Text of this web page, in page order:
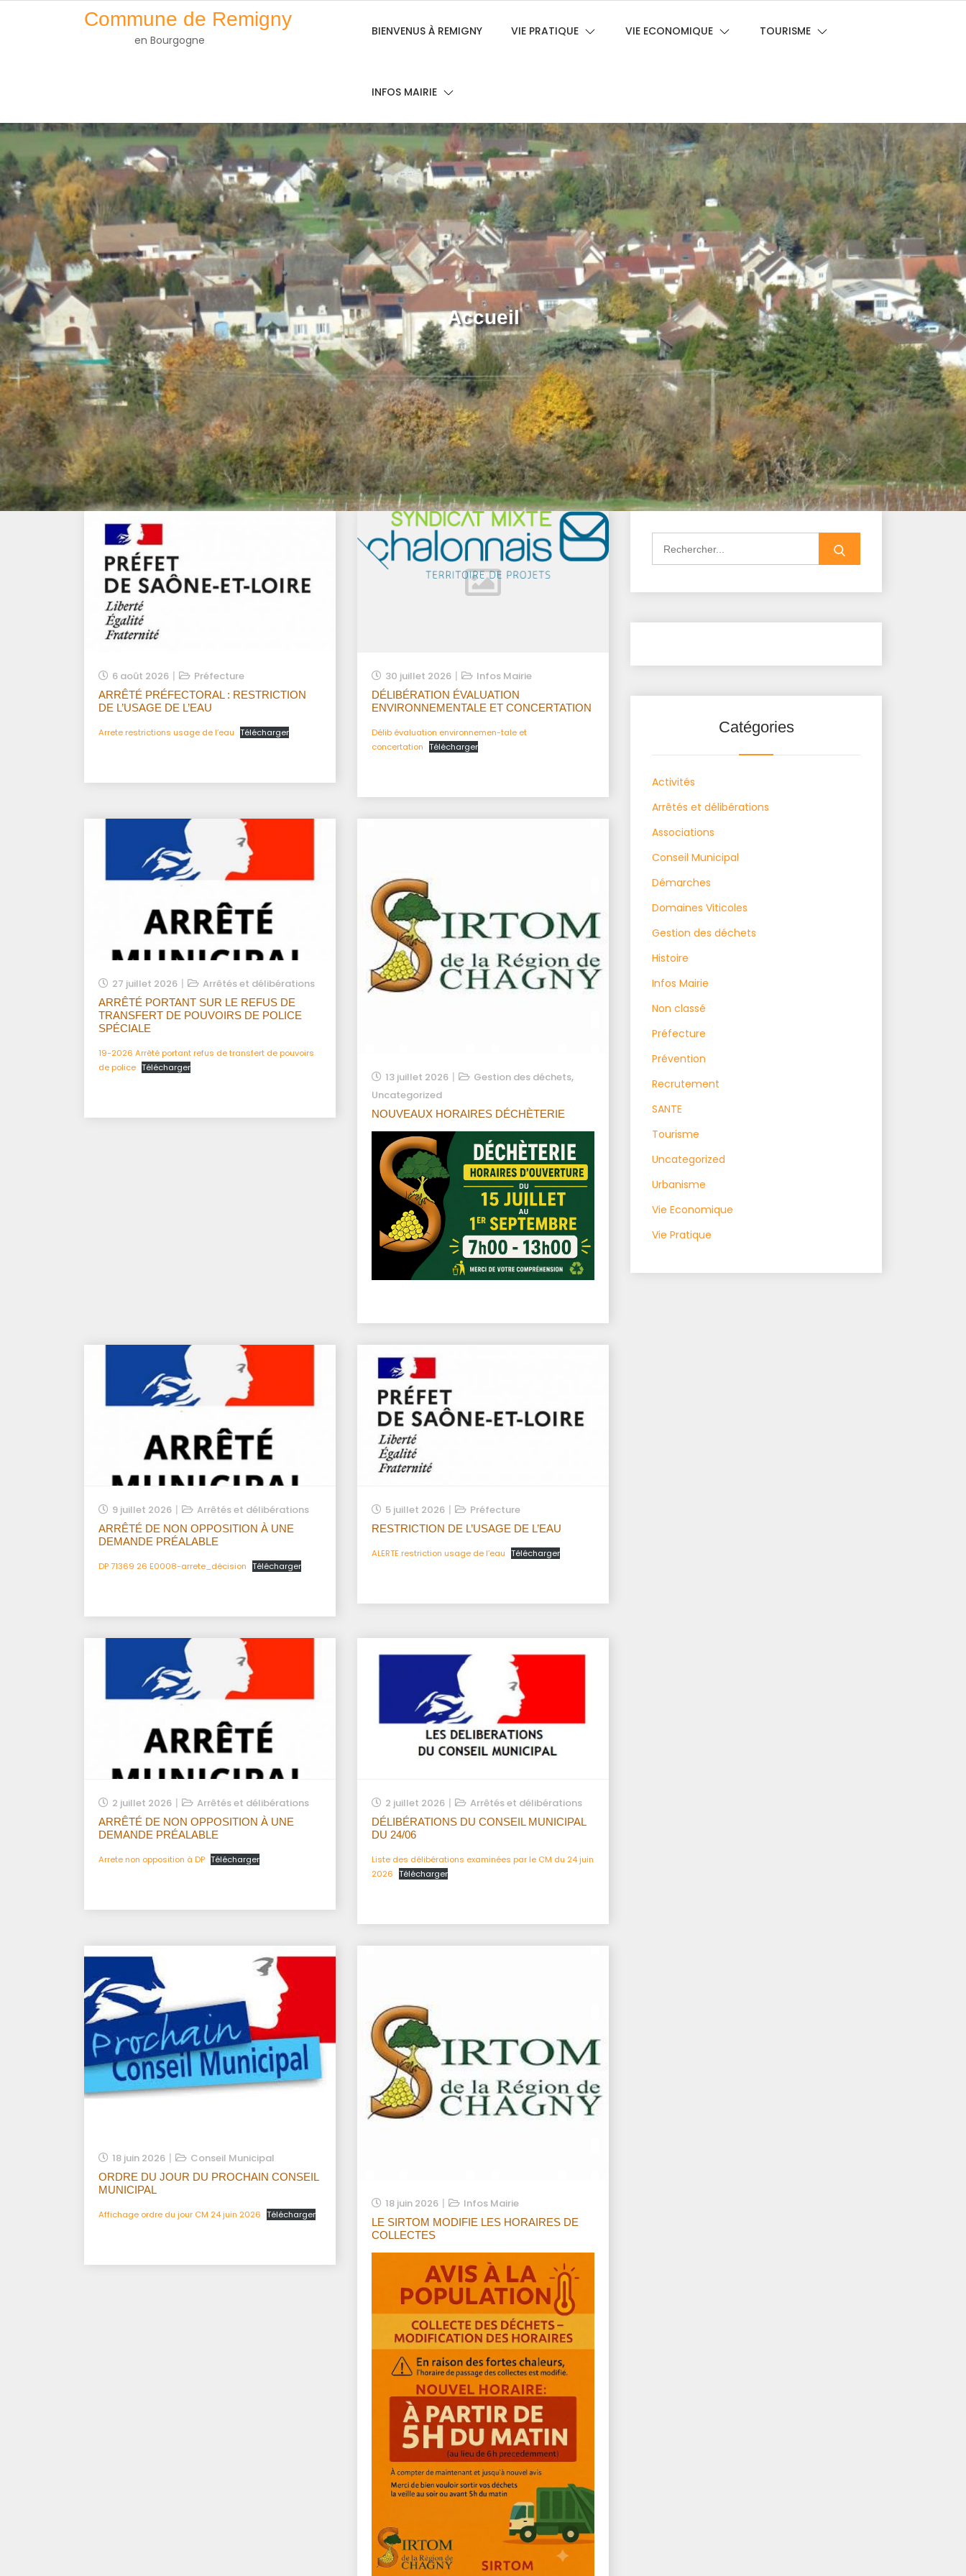
Commune de Remigny
en Bourgogne
BIENVENUS À REMIGNY VIE PRATIQUE VIE ECONOMIQUE TOURISME
INFOS MAIRIE
Accueil
6 août 2026 Préfecture
ARRÊTÉ PRÉFECTORAL : RESTRICTION
DE L’USAGE DE L’EAU
Arrete restrictions usage de l’eau Télécharger
30 juillet 2026 Infos Mairie
DÉLIBÉRATION ÉVALUATION
ENVIRONNEMENTALE ET CONCERTATION
Délib évaluation environnemen-tale et
concertation Télécharger
27 juillet 2026 Arrêtés et délibérations
ARRÊTÉ PORTANT SUR LE REFUS DE
TRANSFERT DE POUVOIRS DE POLICE
SPÉCIALE
19-2026 Arrêté portant refus de transfert de pouvoirs
de police Télécharger
13 juillet 2026 Gestion des déchets,
Uncategorized
NOUVEAUX HORAIRES DÉCHÈTERIE
9 juillet 2026 Arrêtés et délibérations
ARRÊTÉ DE NON OPPOSITION À UNE
DEMANDE PRÉALABLE
DP 71369 26 E0008-arrete_décision Télécharger
5 juillet 2026 Préfecture
RESTRICTION DE L’USAGE DE L’EAU
ALERTE restriction usage de l’eau Télécharger
2 juillet 2026 Arrêtés et délibérations
ARRÊTÉ DE NON OPPOSITION À UNE
DEMANDE PRÉALABLE
Arrete non opposition à DP Télécharger
2 juillet 2026 Arrêtés et délibérations
DÉLIBÉRATIONS DU CONSEIL MUNICIPAL
DU 24/06
Liste des délibérations examinées par le CM du 24 juin
2026 Télécharger
18 juin 2026 Conseil Municipal
ORDRE DU JOUR DU PROCHAIN CONSEIL
MUNICIPAL
Affichage ordre du jour CM 24 juin 2026 Télécharger
18 juin 2026 Infos Mairie
LE SIRTOM MODIFIE LES HORAIRES DE
COLLECTES
Catégories
Activités
Arrêtés et délibérations
Associations
Conseil Municipal
Démarches
Domaines Viticoles
Gestion des déchets
Histoire
Infos Mairie
Non classé
Préfecture
Prévention
Recrutement
SANTE
Tourisme
Uncategorized
Urbanisme
Vie Economique
Vie Pratique